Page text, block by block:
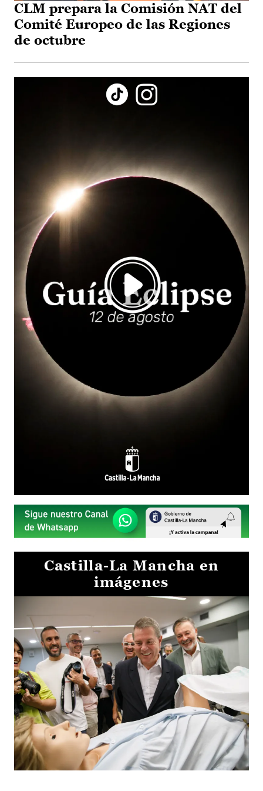
CLM prepara la Comisión NAT del
Comité Europeo de las Regiones
de octubre
Castilla-La Mancha en
imágenes